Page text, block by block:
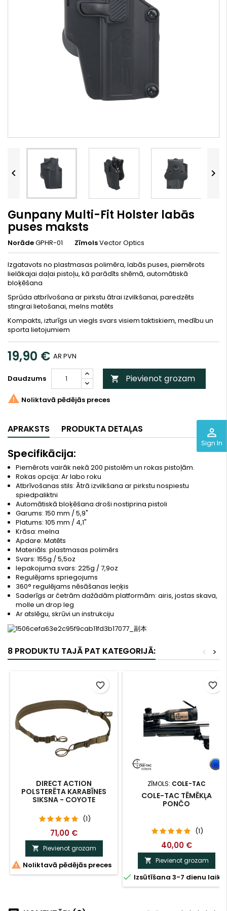
perm_identity
Sign In
 
Gunpany Multi-Fit Holster labās
puses maksts
NorādeGPHR-01 ZīmolsVector Optics
Izgatavots no plastmasas polimēra, labās puses, piemērots
lielākajai daļai pistoļu, kā parādīts shēmā, automātiskā
bloķēšana
Sprūda atbrīvošana ar pirkstu ātrai izvilkšanai, paredzēts
stingrai lietošanai, melns matēts
Kompakts, izturīgs un viegls svars visiem taktiskiem, medību un
sporta lietojumiem
19,90 € AR PVN
Daudzums  Pievienot grozam
 Noliktavā pēdējās preces
APRAKSTS PRODUKTA DETAĻAS
Specifikācija:
Piemērots vairāk nekā 200 pistolēm un rokas pistoļām.
Rokas opcija: Ar labo roku
Atbrīvošanas stils: Ātrā izvilkšana ar pirkstu nospiestu
spiedpaliktni
Automātiskā bloķēšana droši nostiprina pistoli
Garums: 150 mm / 5,9"
Platums: 105 mm / 4,1"
Krāsa: melna
Apdare: Matēts
Materiāls: plastmasas polimērs
Svars: 155g / 5,5oz
Iepakojuma svars: 225g / 7,9oz
Regulējams spriegojums
360° regulējams nēsāšanas leņķis
Saderīgs ar četrām dažādām platformām: airis, jostas skava,
molle un drop leg
Ar atslēgu, skrūvi un instrukciju
8 PRODUKTU TAJĀ PAT KATEGORIJĀ: >
<
DIRECT ACTION
POLSTERĒTA KARABĪNES
SIKSNA - COYOTE
(1)
71,00 €
 Pievienot grozam
 Noliktavā pēdējās preces
favorite_border
ZĪMOLS: COLE-TAC
COLE-TAC TĒMĒKĻA
PONČO
(1)
40,00 €
 Pievienot grozam
 Izsūtīšana 3-7 dienu laikā
favorite_border